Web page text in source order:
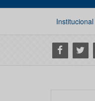
Institucional
Facebook
Twitter